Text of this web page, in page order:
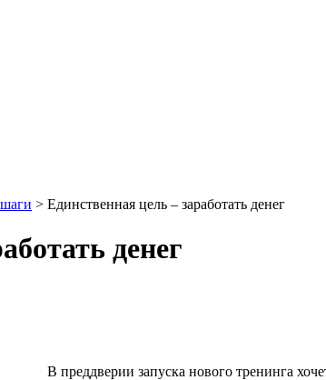
> Единственная цель – заработать денег
денег
В преддверии запуска нового тренинга